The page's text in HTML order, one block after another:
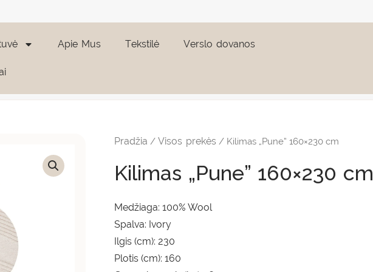
Apie Mus Tekstilė Verslo dovanos
Pradžia /Visos prekės / Kilimas „Pune” 160×230 cm
Kilimas „Pune” 160×230 cm
Medžiaga: 100% Wool
Spalva: Ivory
Ilgis (cm): 230
Plotis (cm): 160
"Pune"
cm